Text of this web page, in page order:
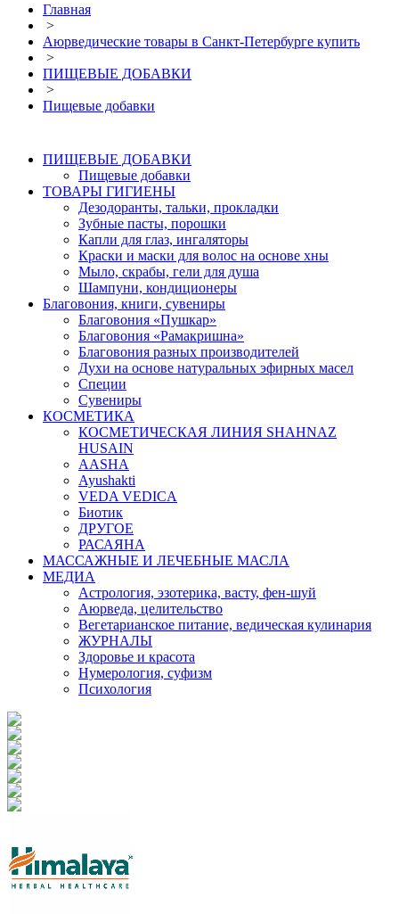
Главная
>
Аюрведические товары в Санкт-Петербурге купить
>
ПИЩЕВЫЕ ДОБАВКИ
>
Пищевые добавки
ПИЩЕВЫЕ ДОБАВКИ
Пищевые добавки
ТОВАРЫ ГИГИЕНЫ
Дезодоранты, тальки, прокладки
Зубные пасты, порошки
Капли для глаз, ингаляторы
Краски и маски для волос на основе хны
Мыло, скрабы, гели для душа
Шампуни, кондиционеры
Благовония, книги, сувениры
Благовония «Пушкар»
Благовония «Рамакришна»
Благовония разных производителей
Духи на основе натуральных эфирных масел
Специи
Сувениры
КОСМЕТИКА
КОСМЕТИЧЕСКАЯ ЛИНИЯ SHAHNAZ
HUSAIN
AASHA
Ayushakti
VEDA VEDICA
Биотик
ДРУГОЕ
РАСАЯНА
МАССАЖНЫЕ И ЛЕЧЕБНЫЕ МАСЛА
МЕДИА
Астрология, эзотерика, васту, фен-шуй
Аюрведа, целительство
Вегетарианское питание, ведическая кулинария
ЖУРНАЛЫ
Здоровье и красота
Нумерология, суфизм
Психология